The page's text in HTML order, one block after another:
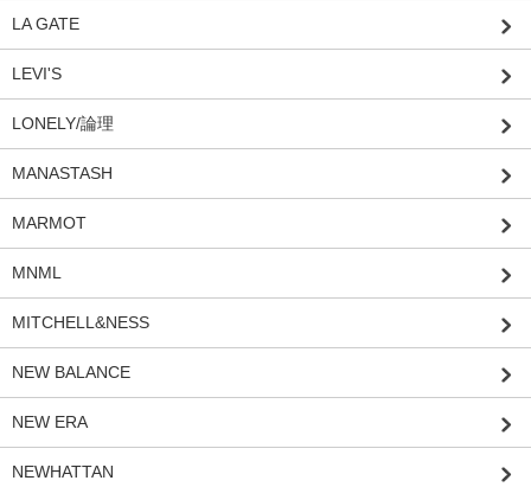
LA GATE
LEVI'S
LONELY/論理
MANASTASH
MARMOT
MNML
MITCHELL&NESS
NEW BALANCE
NEW ERA
NEWHATTAN